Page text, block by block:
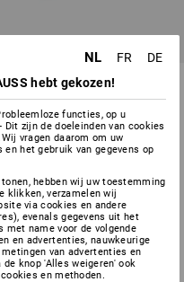
voor
6 uitvoeringen
€ 37,39
BTW)
bekeken.
NL FR
DE
hebt gekozen!
functies, op u
zijn de doeleinden van cookies
vragen daarom om uw
het gebruik van gegevens op
hebben wij uw toestemming
klikken, verzamelen wij
via cookies en andere
evenals gegevens uit het
met name voor de volgende
en advertenties, nauwkeurige
van advertenties en
knop 'Alles weigeren' ook
en methoden.